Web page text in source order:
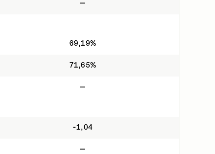
—
69,19%
71,65%
—
-1,04
—